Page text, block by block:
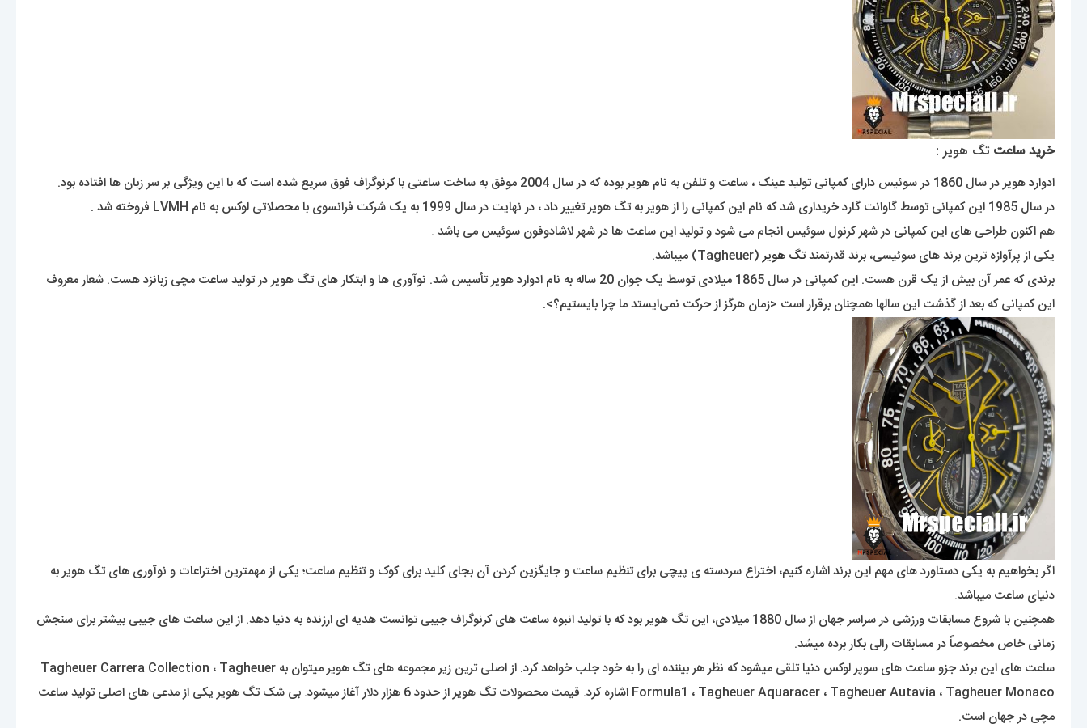
خرید ساعت تگ هویر :
ادوارد هویر در سال 1860 در سوئیس دارای کمپانی تولید عینک ، ساعت و تلفن به نام هویر بوده که در سال 2004 موفق به ساخت ساعتی با کرنوگراف فوق سریع شده است که با این ویژگی بر سر زبان ها افتاده بود.
در سال 1985 این کمپانی توسط گاوانت گارد خریداری شد که نام این کمپانی را از هویر به تگ هویر تغییر داد ، در نهایت در سال 1999 به یک شرکت فرانسوی با محصلاتی لوکس به نام LVMH فروخته شد .
هم اکنون طراحی های این کمپانی در شهر کرنول سوئیس انجام می شود و تولید این ساعت ها در شهر لاشادوفون سوئیس می باشد .
یکی از پرآوازه ترین برند های سوئیسی، برند قدرتمندتگ هویر(Tagheuer) میباشد.
برندی که عمر آن بیش از یک قرن هست. این کمپانی در سال 1865 میلادی توسط یک جوان 20 ساله به نام ادوارد هویر تأسیس شد. نوآوری ها و ابتکار های تگ هویر در تولید ساعت مچی زبانزد هست. شعار معروف
این کمپانی که بعد از گذشت این سالها همچنان برقرار است <زمان هرگز از حرکت نمی‌ایستد ما چرا بایستیم؟>.
اگر بخواهیم به یکی دستاورد های مهم این برند اشاره کنیم، اختراع سردسته ی پیچی برای تنظیم ساعت و جایگزین کردن آن بجای کلید برای کوک و تنظیم ساعت؛ یکی از مهمترین اختراعات و نوآوری های تگ هویر به
دنیای ساعت میباشد.
همچنین با شروع مسابقات ورزشی در سراسر جهان از سال 1880 میلادی، این تگ هویر بود که با تولید انبوه ساعت های کرنوگراف جیبی توانست هدیه ای ارزنده به دنیا دهد. از این ساعت های جیبی بیشتر برای سنجش
زمانی خاص مخصوصاً در مسابقات رالی بکار برده میشد.
ساعت های این برند جزو ساعت های سوپر لوکس دنیا تلقی میشود که نظر هر بیننده ای را به خود جلب خواهد کرد. از اصلی ترین زیر مجموعه های تگ هویر میتوان به Tagheuer Carrera Collection ، Tagheuer
Formula1 ، Tagheuer Aquaracer ، Tagheuer Autavia ، Tagheuer Monaco اشاره کرد. قیمت محصولات تگ هویر از حدود 6 هزار دلار آغاز میشود. بی شک تگ هویر یکی از مدعی های اصلی تولید ساعت
مچی در جهان است.